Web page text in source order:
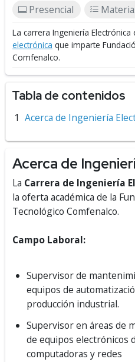
Presencial
La carrera Ingeniería Electrónica
electrónica que imparte
Comfenalco.
Tabla de contenidos
Acerca de Ingeniería
Acerca de
La Carrera de Ingeniería
la oferta académica de la
Tecnológico Comfenalco.
Campo Laboral:
Supervisor de
equipos de
producción industrial.
Supervisor en áreas de
de equipos electrónicos
computadoras y redes